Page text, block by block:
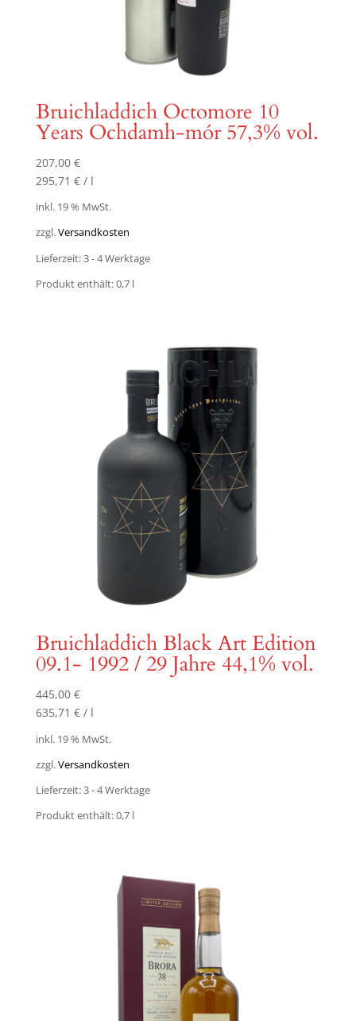
Bruichladdich Octomore 10
Years Ochdamh-mór 57,3% vol.
207,00 €
295,71 €/ l
inkl. 19 % MwSt.
zzgl.Versandkosten
Lieferzeit:3 - 4 Werktage
Produkt enthält: 0,7 l
Bruichladdich Black Art Edition
09.1- 1992 / 29 Jahre 44,1% vol.
445,00 €
635,71 €/ l
inkl. 19 % MwSt.
zzgl.Versandkosten
Lieferzeit:3 - 4 Werktage
Produkt enthält: 0,7 l